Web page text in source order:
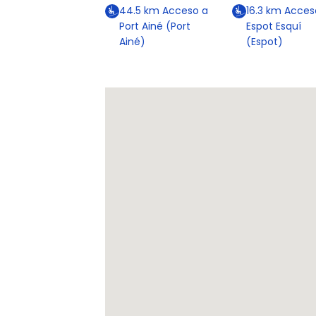
44.5km Acceso a
Port Ainé (Port
Ainé)
16.3 km
Espot Esquí
(Espot)